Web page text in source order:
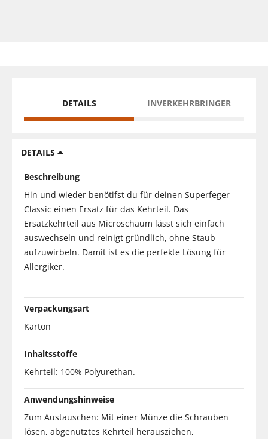
DETAILS INVERKEHRBRINGER
DETAILS
Beschreibung
Hin und wieder benötifst du für deinen Superfeger
Classic einen Ersatz für das Kehrteil. Das
Ersatzkehrteil aus Microschaum lässt sich einfach
auswechseln und reinigt gründlich, ohne Staub
aufzuwirbeln. Damit ist es die perfekte Lösung für
Allergiker.
Verpackungsart
Karton
Inhaltsstoffe
Kehrteil: 100% Polyurethan.
Anwendungshinweise
Zum Austauschen: Mit einer Münze die Schrauben
lösen, abgenutztes Kehrteil herausziehen,